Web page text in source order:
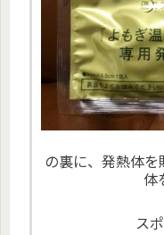
の裏に、発熱体
体
ス